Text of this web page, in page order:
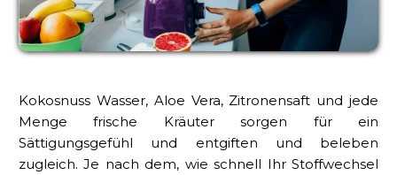
Kokosnuss Wasser, Aloe Vera, Zitronensaft und jede
Menge frische Kräuter sorgen für ein
Sättigungsgefühl und entgiften und beleben
zugleich. Je nach dem, wie schnell Ihr Stoffwechsel